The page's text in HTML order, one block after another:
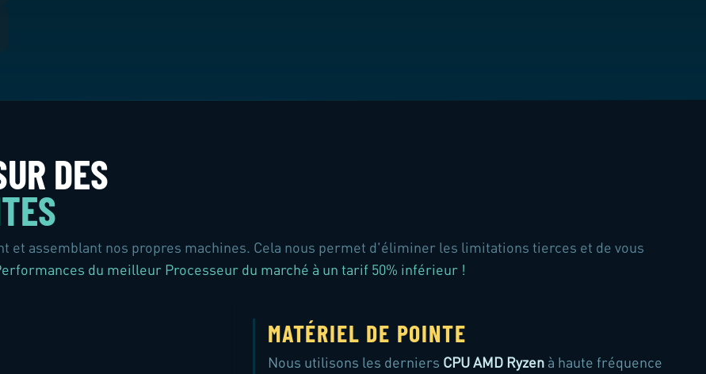
DES
et assemblant nos propres machines. Cela nous permet d'éliminer les limitations tierces et de vous
du meilleur Processeur du marché à un tarif 50% inférieur !
MATÉRIEL DE POINTE
Nous utilisons les derniers CPU AMD Ryzen à haute fréquence